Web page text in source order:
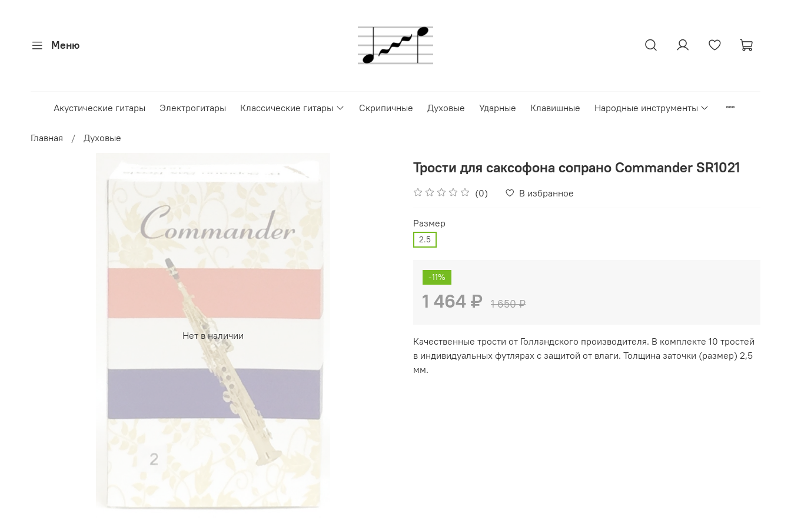
Меню
Акустические гитары Электрогитары Классические гитары Скрипичные Духовые Ударные Клавишные Народные инструменты
Главная Духовые
Нет в наличии
Трости для саксофона сопрано Commander SR1021
(0) В избранное
Размер
2.5
-11%
1 464 ₽ 1 650 ₽
Качественные трости от Голландского производителя. В комплекте 10 тростей
в индивидуальных футлярах с защитой от влаги. Толщина заточки (размер) 2,5
мм.